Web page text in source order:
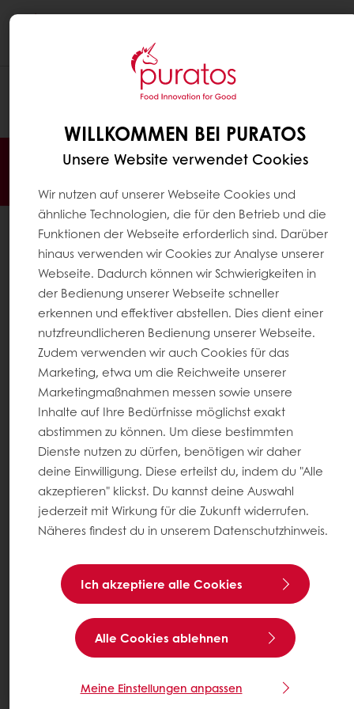
This page redirects to
https://www.puratos.de/de/produkte?
WILLKOMMEN BEI PURATOS
Unsere Website verwendet Cookies
Wir nutzen auf unserer Webseite Cookies und
ähnliche Technologien, die für den Betrieb und die
Funktionen der Webseite erforderlich sind. Darüber
hinaus verwenden wir Cookies zur Analyse unserer
Webseite. Dadurch können wir Schwierigkeiten in
der Bedienung unserer Webseite schneller
erkennen und effektiver abstellen. Dies dient einer
nutzfreundlicheren Bedienung unserer Webseite.
Zudem verwenden wir auch Cookies für das
Marketing, etwa um die Reichweite unserer
Marketingmaßnahmen messen sowie unsere
Inhalte auf Ihre Bedürfnisse möglichst exakt
abstimmen zu können. Um diese bestimmten
Dienste nutzen zu dürfen, benötigen wir daher
deine Einwilligung. Diese erteilst du, indem du "Alle
akzeptieren" klickst. Du kannst deine Auswahl
jederzeit mit Wirkung für die Zukunft widerrufen.
Näheres findest du in unserem Datenschutzhinweis.
Ich akzeptiere alle Cookies
Alle Cookies ablehnen
Meine Einstellungen anpassen
Jederzeit online bestellen
Online bezahlen
Alle Produkte
Alle Rezepte
Service
Konsumenten-Trends
Neuigkeiten
Kontakt
Impressum
AGB
AGB für Veranstaltungen
Datenschutz
Cookie-Einstellungen
Wählen Sie ein Land aus
Unternehmenswebseite